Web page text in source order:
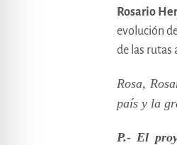
Rosario
evolución
de las rutas
Rosa,
país y la
P.- El